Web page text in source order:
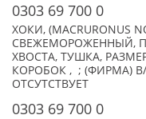
0303 69 700 0
ХОКИ, (MACRURONUS
СВЕЖЕМОРОЖЕННЫЙ,
ХВОСТА, ТУШКА,
КОРОБОК , ; (ФИРМА) B/
ОТСУТСТВУЕТ
0303 69 700 0